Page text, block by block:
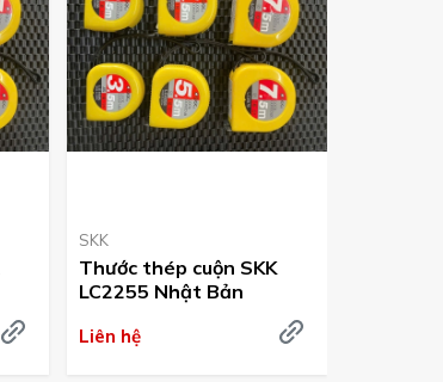
SKK
Thước thép cuộn SKK
LC2255 Nhật Bản
Liên hệ